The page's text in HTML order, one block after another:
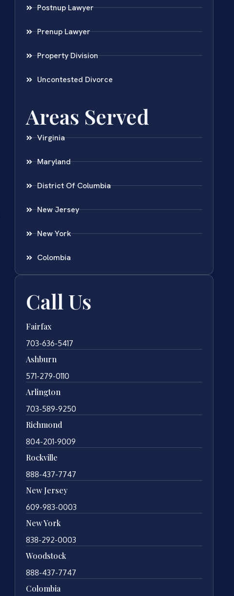
Postnup Lawyer
Prenup Lawyer
Property Division
Uncontested Divorce
Areas Served
Virginia
Maryland
District Of Columbia
New Jersey
New York
Colombia
Call Us
Fairfax
703-636-5417
Ashburn
571-279-0110
Arlington
703-589-9250
Richmond
804-201-9009
Rockville
888-437-7747
New Jersey
609-983-0003
New York
838-292-0003
Woodstock
888-437-7747
Colombia